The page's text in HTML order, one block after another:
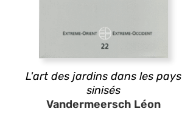
L'art des jardins dans les pays
sinisés
Vandermeersch Léon